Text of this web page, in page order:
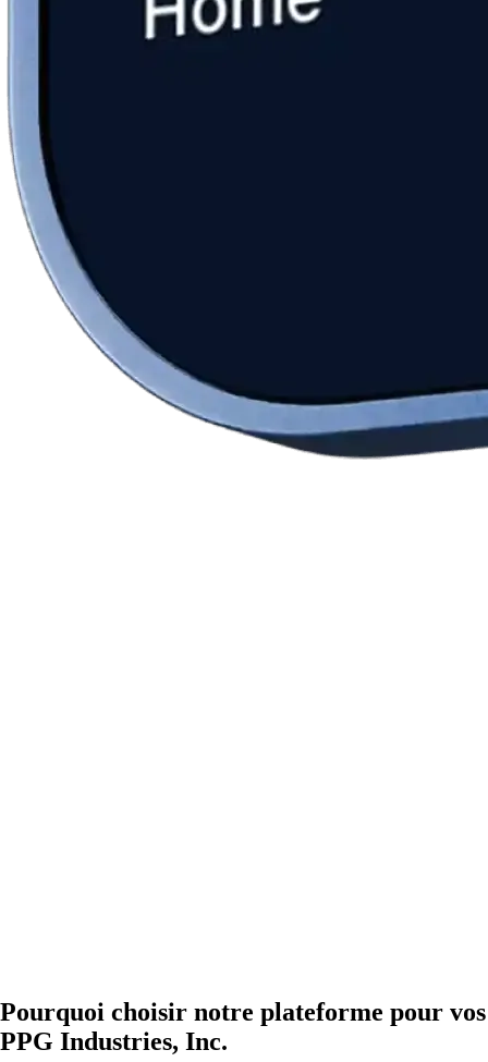
Pourquoi choisir notre plateforme pour vos
PPG Industries, Inc.